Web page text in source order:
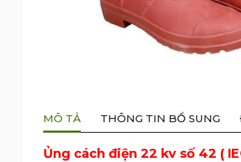
MÔ TẢ THÔNG TIN BỔ SUNG
Ủng cách điện 22 kv số 42 (